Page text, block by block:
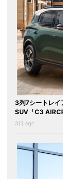
3列7シートレイ
SUV「C3
3日 ago